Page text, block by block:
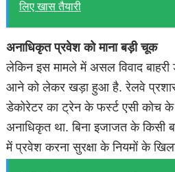
लिए खास तैयारी
अनाधिकृत प्रवेश को माना बड़ी चूक
लेकिन इस मामले में असल विवाद
आने को लेकर खड़ा हुआ है. रेलवे
डेकोरेटर का ट्रेन के फर्स्ट एसी कोच के
अनाधिकृत था. बिना इजाजत के किसी
में प्रवेश करना सुरक्षा के नियमों के